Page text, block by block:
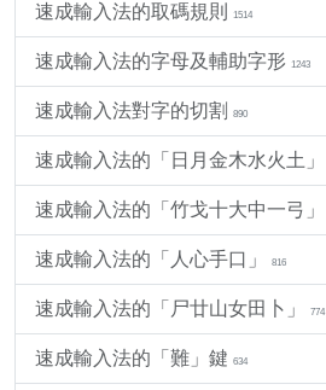
速成輸入法的取碼規則 1514
速成輸入法的字母及輔助字形 1243
速成輸入法對字的切割 890
速成輸入法的「日月金木水火土」
速成輸入法的「竹戈十大中一弓」
速成輸入法的「人心手口」 816
速成輸入法的「尸廿山女田卜」 774
速成輸入法的「難」鍵 634